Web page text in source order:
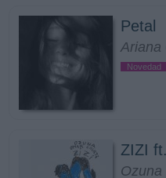
Petal
Ariana
Novedad
ZIZI
Ozuna